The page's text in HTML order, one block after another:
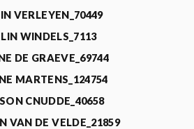
VERLEYEN_70449
WINDELS_7113
DE GRAEVE_69744
MARTENS_124754
CNUDDE_40658
VAN DE VELDE_21859